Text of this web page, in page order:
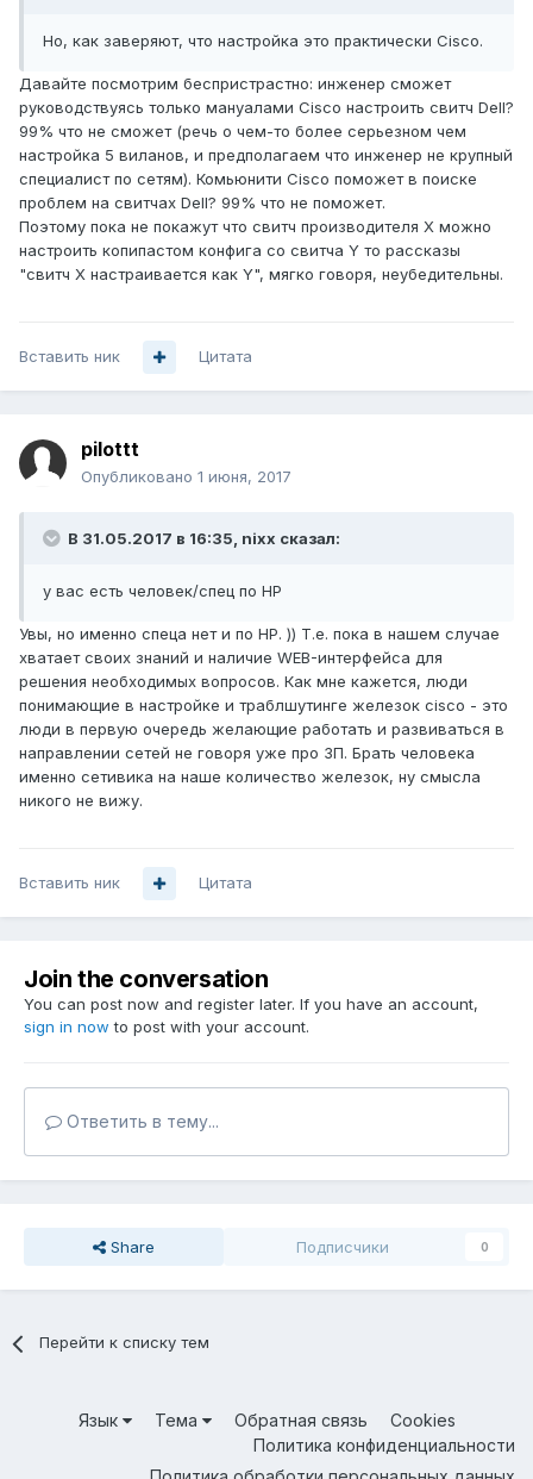
Но, как заверяют, что настройка это практически Cisco.
Давайте посмотрим беспристрастно: инженер сможет
руководствуясь только мануалами Cisco настроить свитч Dell?
99% что не сможет (речь о чем-то более серьезном чем
настройка 5 виланов, и предполагаем что инженер не крупный
специалист по сетям). Комьюнити Cisco поможет в поиске
проблем на свитчах Dell? 99% что не поможет.
Поэтому пока не покажут что свитч производителя X можно
настроить копипастом конфига со свитча Y то рассказы
"свитч X настраивается как Y", мягко говоря, неубедительны.
Вставить ник Цитата
pilottt
Опубликовано 1 июня, 2017
В 31.05.2017 в 16:35, nixx сказал:
у вас есть человек/спец по HP
Увы, но именно спеца нет и по HP. )) Т.е. пока в нашем случае
хватает своих знаний и наличие WEB-интерфейса для
решения необходимых вопросов. Как мне кажется, люди
понимающие в настройке и траблшутинге железок cisco - это
люди в первую очередь желающие работать и развиваться в
направлении сетей не говоря уже про ЗП. Брать человека
именно сетивика на наше количество железок, ну смысла
никого не вижу.
Вставить ник Цитата
Join the conversation
You can post now and register later. If you have an account,
sign in now to post with your account.
Ответить в тему...
Share Подписчики 0
Перейти к списку тем
Язык Тема Обратная связь
Cookies
Политика конфиденциальности